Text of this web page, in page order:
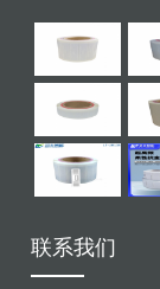
联系我们